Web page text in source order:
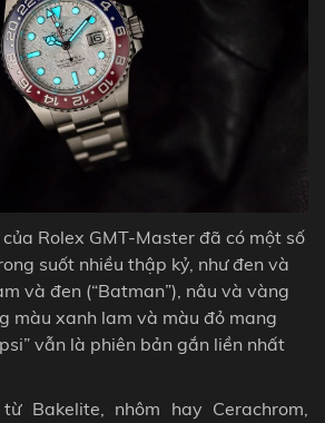
Rolex GMT-Master đã có một số
suốt nhiều thập kỷ, như đen và
và đen (“Batman”), nâu và vàng
màu xanh lam và màu đỏ mang
vẫn là phiên bản gắn liền nhất
Bakelite, nhôm hay Cerachrom,